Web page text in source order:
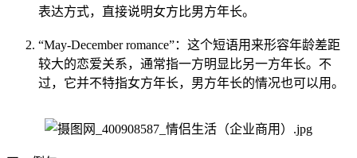
表达方式，直接说明女方比男方年长。
“May-December romance”：这个短语用来形容年龄差距
较大的恋爱关系，通常指一方明显比另一方年长。不
过，它并不特指女方年长，男方年长的情况也可以用。